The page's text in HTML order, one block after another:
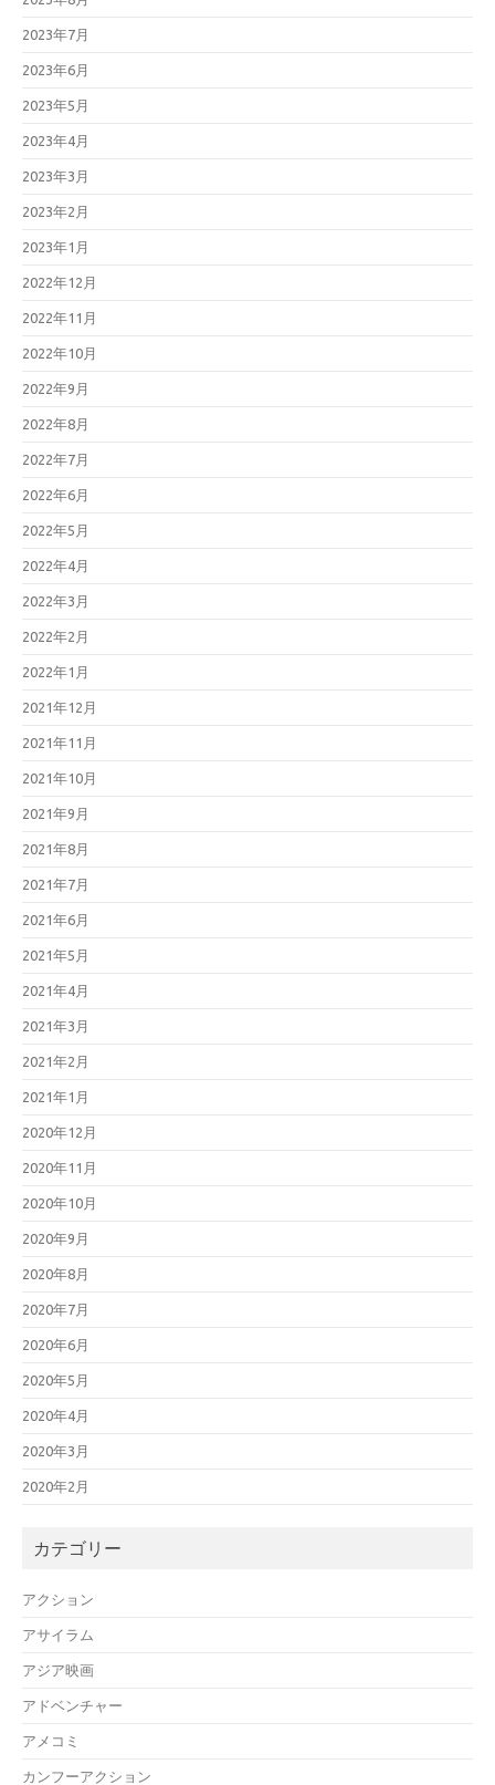
2023年7月
2023年6月
2023年5月
2023年4月
2023年3月
2023年2月
2023年1月
2022年12月
2022年11月
2022年10月
2022年9月
2022年8月
2022年7月
2022年6月
2022年5月
2022年4月
2022年3月
2022年2月
2022年1月
2021年12月
2021年11月
2021年10月
2021年9月
2021年8月
2021年7月
2021年6月
2021年5月
2021年4月
2021年3月
2021年2月
2021年1月
2020年12月
2020年11月
2020年10月
2020年9月
2020年8月
2020年7月
2020年6月
2020年5月
2020年4月
2020年3月
2020年2月
カテゴリー
アクション
アサイラム
アジア映画
アドベンチャー
アメコミ
カンフーアクション